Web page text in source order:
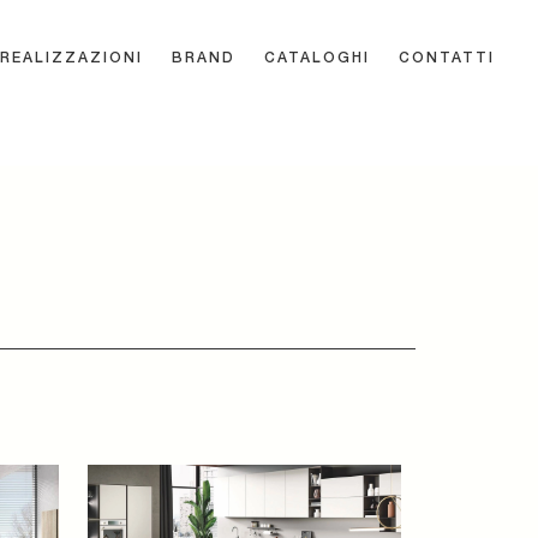
REALIZZAZIONI BRAND CATALOGHI CONTATTI